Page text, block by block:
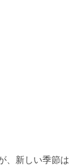
、新しい季節は